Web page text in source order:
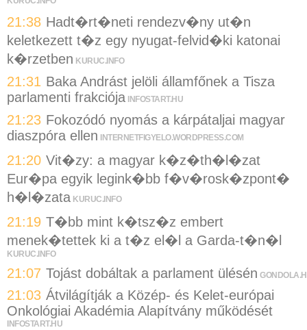
21:38 Hadt�rt�neti rendezv�ny ut�n
keletkezett t�z egy nyugat-felvid�ki katonai
k�rzetben KURUC.INFO
21:31 Baka Andrást jelöli államfőnek a Tisza
parlamenti frakciója INFOSTART.HU
21:23 Fokozódó nyomás a kárpátaljai magyar
diaszpóra ellen
INTERNETFIGYELO.WORDPRESS.COM
21:20 Vit�zy: a magyar k�z�th�l�zat
Eur�pa egyik legink�bb f�v�rosk�zpont�
h�l�zata KURUC.INFO
21:19 T�bb mint k�tsz�z embert
menek�tettek ki a t�z el�l a Garda-t�n�l
KURUC.INFO
21:07 Tojást dobáltak a parlament ülésén
21:03 Átvilágítják a Közép- és Kelet-európai
Onkológiai Akadémia Alapítvány működését
INFOSTART.HU